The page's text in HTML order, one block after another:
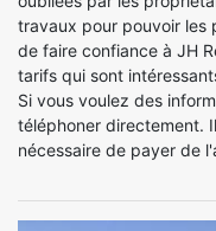
travaux pour pouvoir les
de faire confiance à JH
tarifs qui sont
Si vous voulez des
téléphoner directement.
nécessaire de payer de